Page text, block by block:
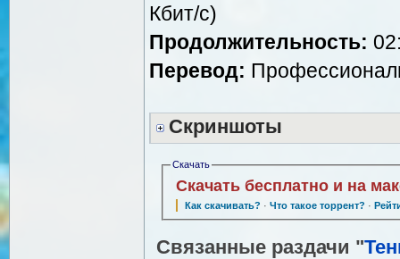
Кбит/с)
Продолжительность:
Перевод:
Скриншоты
Скачать
Скачать бесплатно и на
Как скачивать? · Что такое торрент? ·
Связанные раздачи "